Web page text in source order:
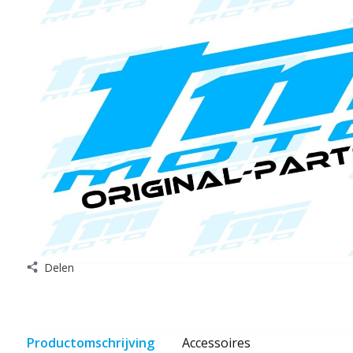
Delen
Productomschrijving Accessoires